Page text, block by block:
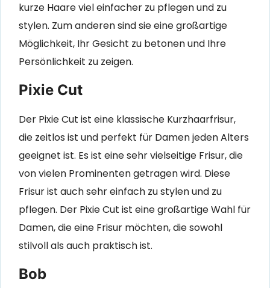
kurze Haare viel einfacher zu pflegen und zu
stylen. Zum anderen sind sie eine großartige
Möglichkeit, Ihr Gesicht zu betonen und Ihre
Persönlichkeit zu zeigen.
Pixie Cut
Der Pixie Cut ist eine klassische Kurzhaarfrisur,
die zeitlos ist und perfekt für Damen jeden Alters
geeignet ist. Es ist eine sehr vielseitige Frisur, die
von vielen Prominenten getragen wird. Diese
Frisur ist auch sehr einfach zu stylen und zu
pflegen. Der Pixie Cut ist eine großartige Wahl für
Damen, die eine Frisur möchten, die sowohl
stilvoll als auch praktisch ist.
Bob